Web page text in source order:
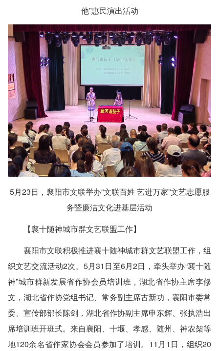
他”惠民演出活动
5月23日，襄阳市文联举办“文联百姓 艺进万家”文艺志愿服
务暨廉洁文化进基层活动
【襄十随神城市群文艺联盟工作】
襄阳市文联积极推进襄十随神城市群文艺联盟工作，组
织文艺交流活动2次。5月31日至6月2日，牵头举办“襄十随
神”城市群新发展省作协会员培训班，湖北省作协主席李修
文，湖北省作协党组书记、常务副主席古新功，襄阳市委常
委、宣传部部长陈剑，湖北省作协副主席申东辉、张执浩出
席培训班开班式。来自襄阳、十堰、孝感、随州、神农架等
地120余名省作家协会会员参加了培训。11月1日，组织20